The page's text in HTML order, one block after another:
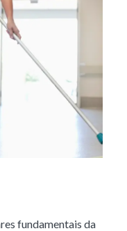
fundamentais da